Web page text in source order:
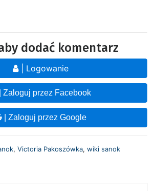
dodać komentarz
| Logowanie
| Zaloguj przez Facebook
| Zaloguj przez Google
, Victoria Pakoszówka, wiki sanok